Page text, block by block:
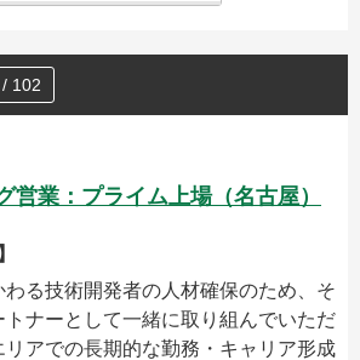
102
営業：プライム上場（名古屋）
る技術開発者の人材確保のため、そ
ナーとして一緒に取り組んでいただ
リアでの長期的な勤務・キャリア形成